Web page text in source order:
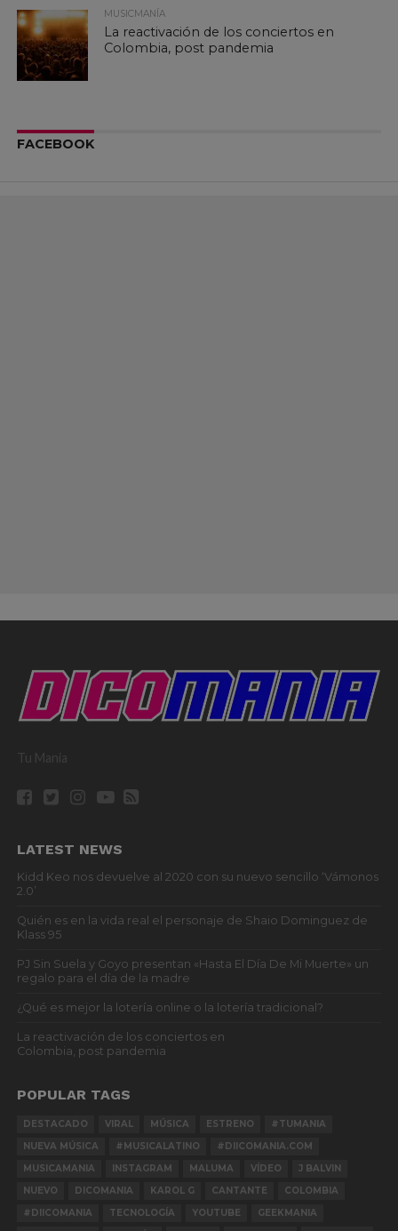
MUSICMANÍA
La reactivación de los conciertos en
Colombia, post pandemia
FACEBOOK
Tu Mania
LATEST NEWS
Kidd Keo nos devuelve al 2020 con su nuevo sencillo ‘Vámonos
2.0’
Quién es en la vida real el personaje de Shaio Dominguez de
Klass 95
PJ Sin Suela y Goyo presentan «Hasta El Día De Mi Muerte» un
regalo para el día de la madre
¿Qué es mejor la lotería online o la lotería tradicional?
La reactivación de los conciertos en
Colombia, post pandemia
POPULAR TAGS
DESTACADO VIRAL MÚSICA ESTRENO
#TUMANIA
NUEVA MÚSICA
#MUSICALATINO
#DIICOMANIA.COM
MUSICAMANIA
INSTAGRAM MALUMA VÍDEO
J BALVIN
NUEVO
DICOMANIA KAROL G CANTANTE
COLOMBIA
#DIICOMANIA
TECNOLOGÍA YOUTUBE
GEEKMANIA